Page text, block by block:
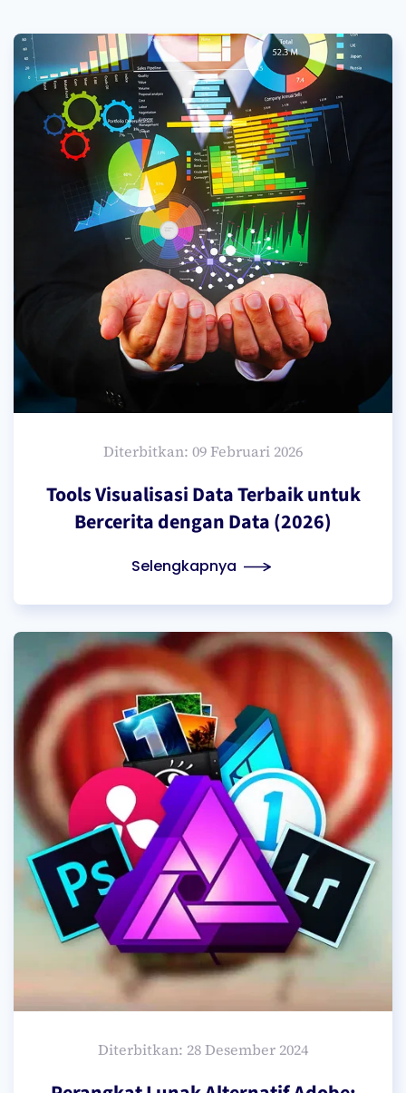
Diterbitkan: 09 Februari 2026
Tools Visualisasi Data Terbaik untuk
Bercerita dengan Data (2026)
Selengkapnya
Diterbitkan: 28 Desember 2024